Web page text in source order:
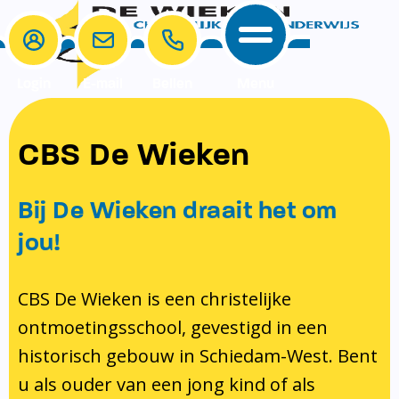
School
School
Onze visie rondom christelijke
identiteit
Pedagogisch klimaat en veiligheid
Bibliotheek
Ondersteuning
Ouders
MR & GMR
Aanmelden nieuwe leerling
Verlof aanvragen
Bibliotheek op school
Te weinig geld?
Contact
E-mail
CBS De Wieken
Bij De Wieken draait het om
jou!
CBS De Wieken is een christelijke
ontmoetingsschool, gevestigd in een
historisch gebouw in Schiedam-West. Bent
u als ouder van een jong kind of als